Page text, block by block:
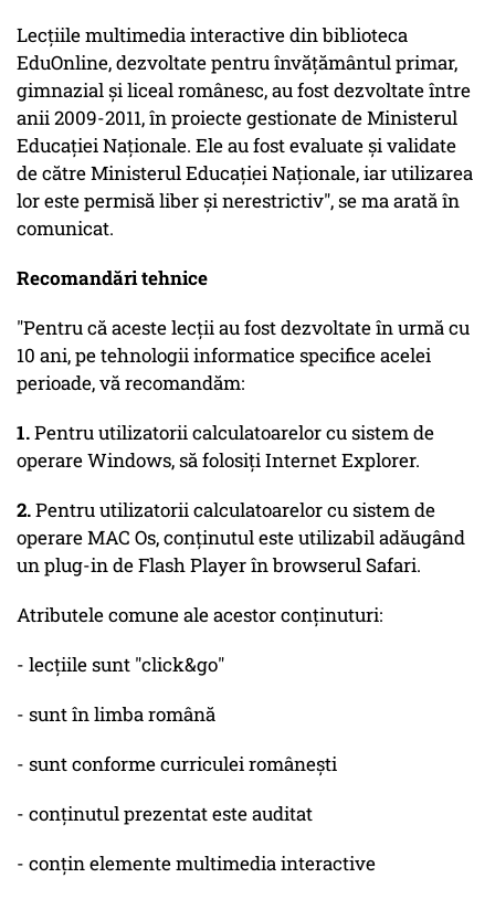
Lecţiile multimedia interactive din biblioteca
EduOnline, dezvoltate pentru învăţământul primar,
gimnazial şi liceal românesc, au fost dezvoltate între
anii 2009-2011, în proiecte gestionate de Ministerul
Educației Naționale. Ele au fost evaluate și validate
de către Ministerul Educației Naționale, iar utilizarea
lor este permisă liber și nerestrictiv", se ma arată în
comunicat.
Recomandări tehnice
"Pentru că aceste lecții au fost dezvoltate în urmă cu
10 ani, pe tehnologii informatice specifice acelei
perioade, vă recomandăm:
1.Pentru utilizatorii calculatoarelor cu sistem de
operare Windows, să folosiți Internet Explorer.
2.Pentru utilizatorii calculatoarelor cu sistem de
operare MAC Os, conținutul este utilizabil adăugând
un plug-in de Flash Player în browserul Safari.
Atributele comune ale acestor conținuturi:
- lecțiile sunt "click&go"
- sunt în limba română
- sunt conforme curriculei românești
- conținutul prezentat este auditat
- conțin elemente multimedia interactive